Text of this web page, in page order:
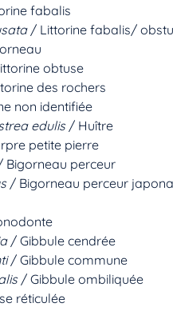
fabalis
/ Littorine fabalis/
obtuse
des rochers
non identifiée
edulis/ Huître
petite pierre
perceur
/ Bigorneau perceur
/ Gibbule cendrée
/ Gibbule commune
/ Gibbule ombiliquée
réticulée